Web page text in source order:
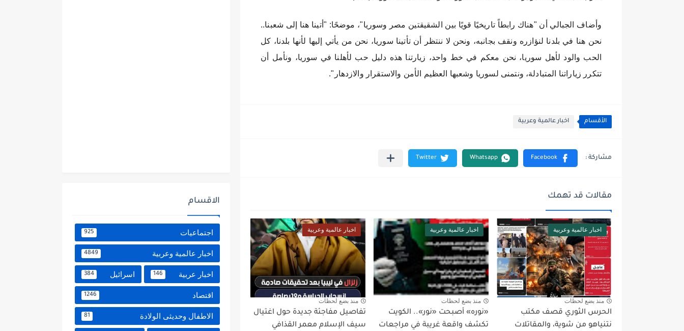
وأضاف الجبالي أن "هناك رابطاً تاريخيًا قويًا بين الشقيقتين مصر وسوريا"، موضحًا: "أتينا هنا إلى شعبنا..
نحن هنا في بلدنا لنؤازره ونقف بجانبه، ونحن لا ننتظر أن تأتينا سوريا، نحن من يأتي إليها لأنها بلدنا، كل
الحب والود لأهل سوريا، نحن معكم في خط واحد، زيارتنا هذه دليل حب لأهلنا في سوريا، ونأمل أن
تتكرر زياراتنا المتبادلة، ونتمنى لسوريا وشعبها العظيم الأمن والاستقرار والازدهار".
الأقسام اخبار عالمية وعربية
مقالات قد تهمك
اخبار عالمية وعربية
منذ بضع لحظات
الحرس الثوري قصف مكتب
نتنياهو من شوية، والمقاتلات
اخبار عالمية وعربية
منذ بضع لحظات
«نوره» أصبحت «نور».. الكويت
تكشف واقعة غريبة في مراجعات
اخبار عالمية وعربية
منذ بضع لحظات
تفاصيل مفاجئة جديدة حول اغتيال
سيف الإسلام معمر القذافي
الاقسام
اجتماعيات 925
اخبار عالمية وعربية 4849
اخبار عربية 146 اسرائيل 384
اقتصاد 1246
الاطفال وحديثى الولادة 81